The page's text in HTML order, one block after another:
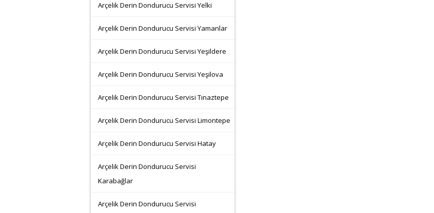
Arçelik Derin Dondurucu Servisi Yelki
Arçelik Derin Dondurucu Servisi Yamanlar
Arçelik Derin Dondurucu Servisi Yeşildere
Arçelik Derin Dondurucu Servisi Yeşilova
Arçelik Derin Dondurucu Servisi Tınaztepe
Arçelik Derin Dondurucu Servisi Limontepe
Arçelik Derin Dondurucu Servisi Hatay
Arçelik Derin Dondurucu Servisi
Karabağlar
Arçelik Derin Dondurucu Servisi